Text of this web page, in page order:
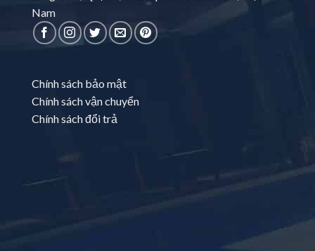
Nam
Chính sách bảo mật
Chính sách vận chuyển
Chính sách đổi trả